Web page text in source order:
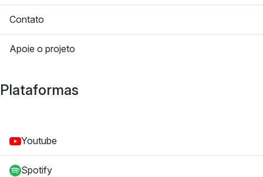
Contato
Apoie o projeto
Plataformas
Youtube
Spotify